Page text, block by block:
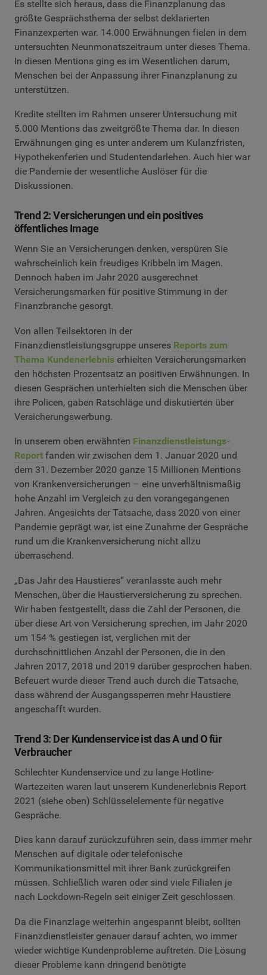
Es stellte sich heraus, dass die Finanzplanung das
größte Gesprächsthema der selbst deklarierten
Finanzexperten war. 14.000 Erwähnungen fielen in dem
untersuchten Neunmonatszeitraum unter dieses Thema.
In diesen Mentions ging es im Wesentlichen darum,
Menschen bei der Anpassung ihrer Finanzplanung zu
unterstützen.
Kredite stellten im Rahmen unserer Untersuchung mit
5.000 Mentions das zweitgrößte Thema dar. In diesen
Erwähnungen ging es unter anderem um Kulanzfristen,
Hypothekenferien und Studentendarlehen. Auch hier war
die Pandemie der wesentliche Auslöser für die
Diskussionen.
Trend 2: Versicherungen und ein positives
öffentliches Image
Wenn Sie an Versicherungen denken, verspüren Sie
wahrscheinlich kein freudiges Kribbeln im Magen.
Dennoch haben im Jahr 2020 ausgerechnet
Versicherungsmarken für positive Stimmung in der
Finanzbranche gesorgt.
Von allen Teilsektoren in der
Finanzdienstleistungsgruppe unseres Reports zum
Thema Kundenerlebnis erhielten Versicherungsmarken
den höchsten Prozentsatz an positiven Erwähnungen. In
diesen Gesprächen unterhielten sich die Menschen über
ihre Policen, gaben Ratschläge und diskutierten über
Versicherungswerbung.
In unserem oben erwähnten Finanzdienstleistungs-
Report fanden wir zwischen dem 1. Januar 2020 und
dem 31. Dezember 2020 ganze 15 Millionen Mentions
von Krankenversicherungen – eine unverhältnismaßig
hohe Anzahl im Vergleich zu den vorangegangenen
Jahren. Angesichts der Tatsache, dass 2020 von einer
Pandemie geprägt war, ist eine Zunahme der Gespräche
rund um die Krankenversicherung nicht allzu
überraschend.
„Das Jahr des Haustieres“ veranlasste auch mehr
Menschen, über die Haustierversicherung zu sprechen.
Wir haben festgestellt, dass die Zahl der Personen, die
über diese Art von Versicherung sprechen, im Jahr 2020
um 154 % gestiegen ist, verglichen mit der
durchschnittlichen Anzahl der Personen, die in den
Jahren 2017, 2018 und 2019 darüber gesprochen haben.
Befeuert wurde dieser Trend auch durch die Tatsache,
dass während der Ausgangssperren mehr Haustiere
angeschafft wurden.
Trend 3: Der Kundenservice ist das A und O für
Verbraucher
Schlechter Kundenservice und zu lange Hotline-
Wartezeiten waren laut unserem Kundenerlebnis Report
2021 (siehe oben) Schlüsselelemente für negative
Gespräche.
Dies kann darauf zurückzuführen sein, dass immer mehr
Menschen auf digitale oder telefonische
Kommunikationsmittel mit ihrer Bank zurückgreifen
müssen. Schließlich waren oder sind viele Filialen je
nach Lockdown-Regeln seit einiger Zeit geschlossen.
Da die Finanzlage weiterhin angespannt bleibt, sollten
Finanzdienstleister genauer darauf achten, wo immer
wieder wichtige Kundenprobleme auftreten. Die Lösung
dieser Probleme kann dringend benötigte